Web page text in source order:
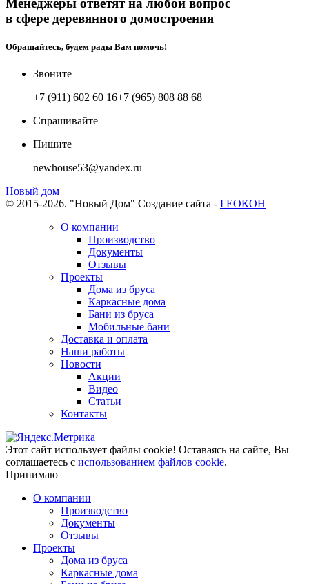
Менеджеры ответят на любой вопрос
в сфере деревянного домостроения
Обращайтесь, будем рады Вам помочь!
Звоните
+7 (911) 602 60 16+7 (965) 808 88 68
Спрашивайте
Пишите
newhouse53@yandex.ru
Новый дом
© 2015-2026. "Новый Дом" Создание сайта - ГЕОКОН
О компании
Производство
Документы
Отзывы
Проекты
Дома из бруса
Каркасные дома
Бани из бруса
Мобильные бани
Доставка и оплата
Наши работы
Новости
Акции
Видео
Статьи
Контакты
Этот сайт использует файлы cookie! Оставаясь на сайте, Вы
соглашаетесь с использованием файлов cookie.
Принимаю
О компании
Производство
Документы
Отзывы
Проекты
Дома из бруса
Каркасные дома